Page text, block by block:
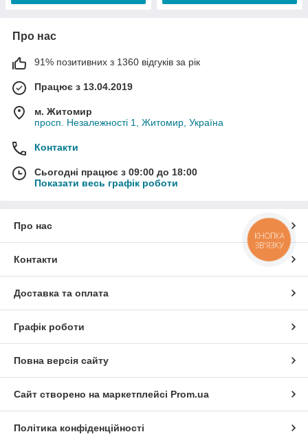
Про нас
91% позитивних з 1360 відгуків за рік
Працює з 13.04.2019
м. Житомир
просп. Незалежності 1, Житомир, Україна
Контакти
Сьогодні працює з 09:00 до 18:00
Показати весь графік роботи
Про нас
Контакти
Доставка та оплата
Графік роботи
Повна версія сайту
Сайт створено на маркетплейсі Prom.ua
Політика конфіденційності
КНОПКА
ЗВ'ЯЗКУ